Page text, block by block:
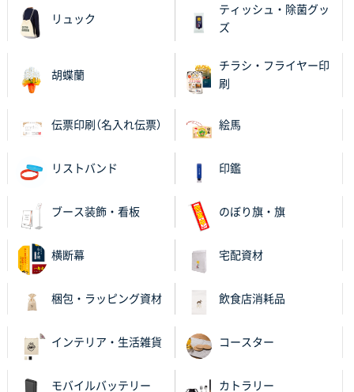
不織布スクエアトート(A4サイズ)
2025年10月28日 17:10
岡山県K社様
2025年10月28日 09:06
2025年10月16日 11:34
サイト構成が解りやすかったから
ブックメモ付箋200枚
丁度良いものがあったので
リュック
ティッシュ・除菌グッ
ズ
胡蝶蘭
チラシ・フライヤー印
刷
伝票印刷（名入れ伝票） 絵馬
リストバンド 印鑑
ブース装飾・看板 のぼり旗・旗
横断幕 宅配資材
梱包・ラッピング資材 飲食店消耗品
インテリア・生活雑貨 コースター
モバイルバッテリー カトラリー